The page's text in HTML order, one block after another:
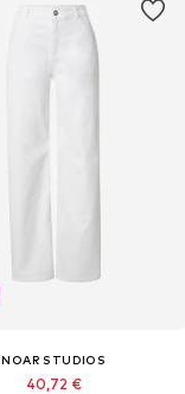
NOAR STUDIOS
40,72 €